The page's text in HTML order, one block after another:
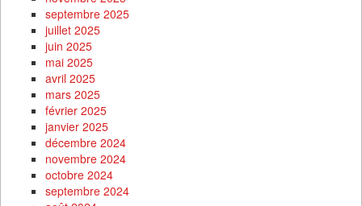
septembre 2025
juillet 2025
juin 2025
mai 2025
avril 2025
mars 2025
février 2025
janvier 2025
décembre 2024
novembre 2024
octobre 2024
septembre 2024